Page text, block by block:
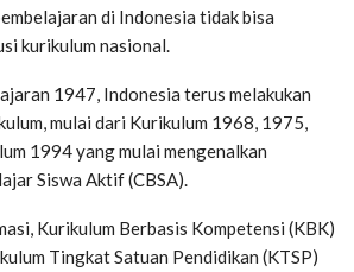
di Indonesia tidak bisa
kurikulum nasional.
1947, Indonesia terus melakukan
mulai dari Kurikulum 1968, 1975,
1994 yang mulai mengenalkan
Siswa Aktif (CBSA).
Kurikulum Berbasis Kompetensi (KBK)
Tingkat Satuan Pendidikan (KTSP)